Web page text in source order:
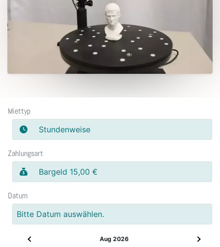
Miettyp
Stundenweise
Zahlungsart
Bargeld 15,00 €
Datum
Bitte Datum auswählen.
Aug 2026